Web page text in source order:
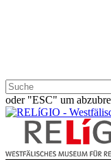
oder "ESC" um
Close
Search
search
Menu